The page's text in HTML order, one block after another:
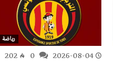
رياضة
2026-08-04
202